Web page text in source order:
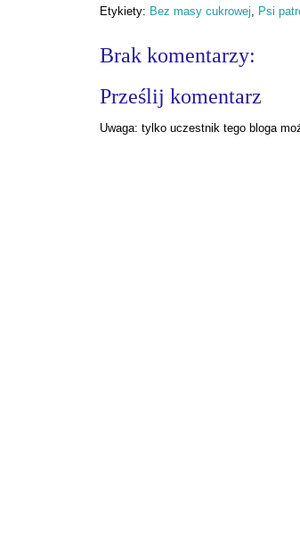
Etykiety: Bez masy cukrowej Psi
Brak komentarzy:
Prześlij komentarz
Uwaga: tylko uczestnik tego bloga